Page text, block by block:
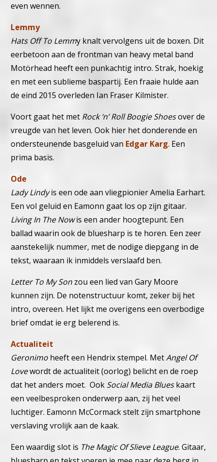
even wennen.
Lemmy
Hats Off To Lemmy knalt vervolgens uit de boxen. Dit
eerbetoon aan de frontman van heavy metal band
Motörhead heeft een punkachtig intro. Strak, hoekig
en met een sublieme baspartij. Een fraaie hulde aan
de eind 2015 overleden Ian Fraser Kilmister.
Voort gaat het met Rock ‘n’ Roll Boogie Shoesover de
vreugde van het leven. Ook hier het donderende en
ondersteunende basgeluid van Edgar Karg. Een
prima basis.
Ode
Lady Lindyis een ode aan vliegpionier Amelia Earhart.
Een vol geluid en Eamonn gaat los op zijn gitaar.
Living In The Nowis een ander hoogtepunt. Een
ballad waarin ook de bluesharp is te horen. Een zeer
aanstekelijk nummer, met de nodige diepgang in de
tekst, waaraan ik inmiddels verslaafd ben.
Letter To My Son zou een lied van Gary Moore
kunnen zijn. De notenstructuur komt, zeker bij het
intro, overeen. Het lijkt me overigens een overbodige
brief omdat ie erg belerend is.
Actualiteit
Geronimo heeft een Hendrix stempel. MetAngel Of
Lovewordt de actualiteit (oorlog) belicht en de roep
dat het anders moet. Ook Social Media Blueskaart
een veelbesproken onderwerp aan, zij het veel
luchtiger. Eamonn McCormack stelt zijn smartphone
verslaving vrolijk aan de kaak.
Een waardig slot is The Magic Of Slieve League. Gitaar,